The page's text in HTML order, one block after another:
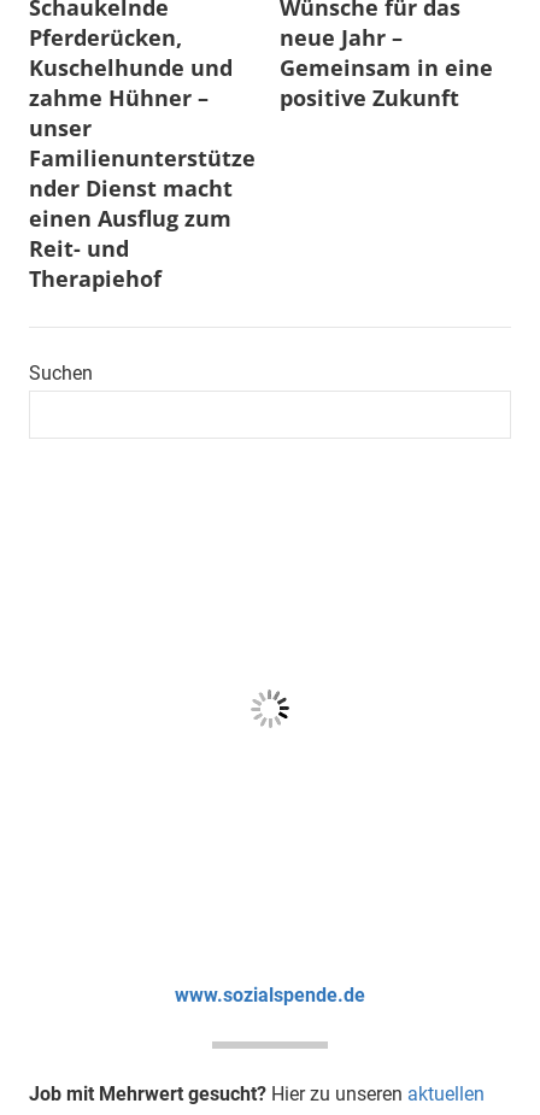
Schaukelnde
Pferderücken,
Kuschelhunde und
zahme Hühner –
unser
Familienunterstütze
nder Dienst macht
einen Ausflug zum
Reit- und
Therapiehof
Wünsche für das
neue Jahr –
Gemeinsam in eine
positive Zukunft
Suchen
www.sozialspende.de
Job mit Mehrwert gesucht? Hier zu unseren aktuellen